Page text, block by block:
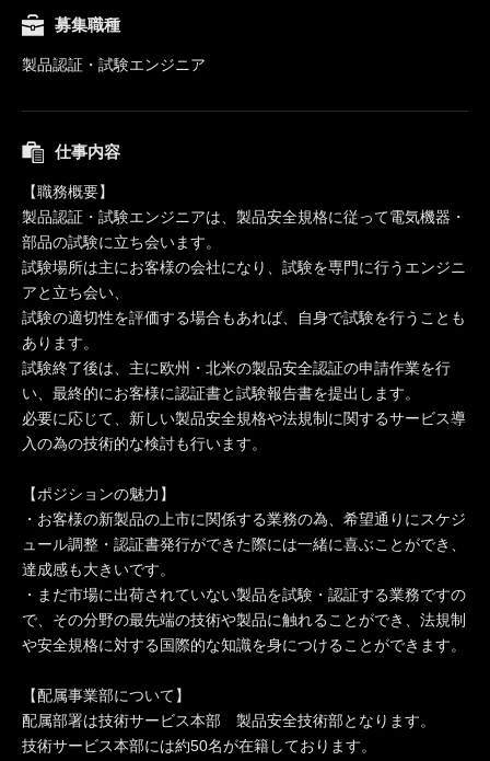
募集職種
製品認証・試験エンジニア
仕事内容
【職務概要】
製品認証・試験エンジニアは、製品安全規格に従って電気機器・
部品の試験に立ち会います。
試験場所は主にお客様の会社になり、試験を専門に行うエンジニ
アと立ち会い、
試験の適切性を評価する場合もあれば、自身で試験を行うことも
あります。
試験終了後は、主に欧州・北米の製品安全認証の申請作業を行
い、最終的にお客様に認証書と試験報告書を提出します。
必要に応じて、新しい製品安全規格や法規制に関するサービス導
入の為の技術的な検討も行います。
【ポジションの魅力】
・お客様の新製品の上市に関係する業務の為、希望通りにスケジ
ュール調整・認証書発行ができた際には一緒に喜ぶことができ、
達成感も大きいです。
・まだ市場に出荷されていない製品を試験・認証する業務ですの
で、その分野の最先端の技術や製品に触れることができ、法規制
や安全規格に対する国際的な知識を身につけることができます。
【配属事業部について】
配属部署は技術サービス本部 製品安全技術部となります。
技術サービス本部には約50名が在籍しております。